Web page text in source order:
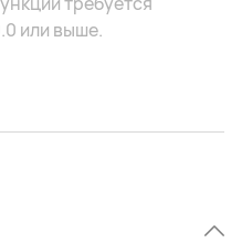
или выше.